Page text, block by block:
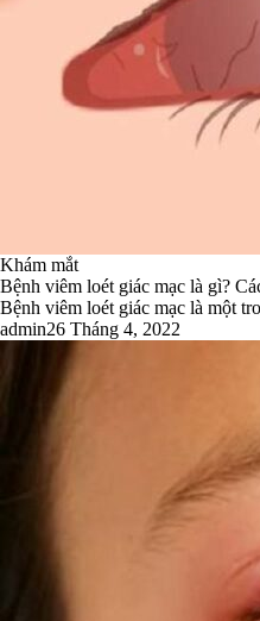
Khám mắt
Bệnh viêm loét giác mạc là gì?
Bệnh viêm loét giác mạc là một
admin26 Tháng 4, 2022